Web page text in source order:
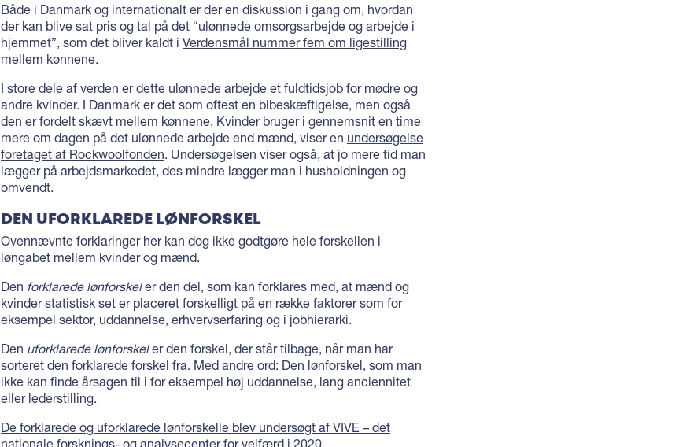
Både i Danmark og internationalt er der en diskussion i gang om, hvordan
der kan blive sat pris og tal på det “ulønnede omsorgsarbejde og arbejde i
hjemmet”, som det bliver kaldt i Verdensmål nummer fem om ligestilling
mellem kønnene.
I store dele af verden er dette ulønnede arbejde et fuldtidsjob for mødre og
andre kvinder. I Danmark er det som oftest en bibeskæftigelse, men også
den er fordelt skævt mellem kønnene. Kvinder bruger i gennemsnit en time
mere om dagen på det ulønnede arbejde end mænd, viser en undersøgelse
foretaget af Rockwoolfonden. Undersøgelsen viser også, at jo mere tid man
lægger på arbejdsmarkedet, des mindre lægger man i husholdningen og
omvendt.
DEN UFORKLAREDE LØNFORSKEL
Ovennævnte forklaringer her kan dog ikke godtgøre hele forskellen i
løngabet mellem kvinder og mænd.
Den forklarede lønforskeler den del, som kan forklares med, at mænd og
kvinder statistisk set er placeret forskelligt på en række faktorer som for
eksempel sektor, uddannelse, erhvervserfaring og i jobhierarki.
Den uforklarede lønforskeler den forskel, der står tilbage, når man har
sorteret den forklarede forskel fra. Med andre ord: Den lønforskel, som man
ikke kan finde årsagen til i for eksempel høj uddannelse, lang anciennitet
eller lederstilling.
De forklarede og uforklarede lønforskelle blev undersøgt af VIVE – det
nationale forsknings- og analysecenter for velfærd i 2020